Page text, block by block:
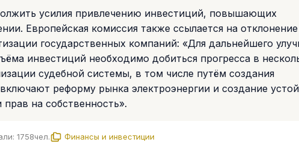
усилия привлечению инвестиций, повышающих
Европейская комиссия также ссылается на отклонение
государственных компаний: «Для дальнейшего
инвестиций необходимо добиться прогресса в
судебной системы, в том числе путём создания
реформу рынка электроэнергии и создание
на собственность».
1758чел. Финансы и инвестиции